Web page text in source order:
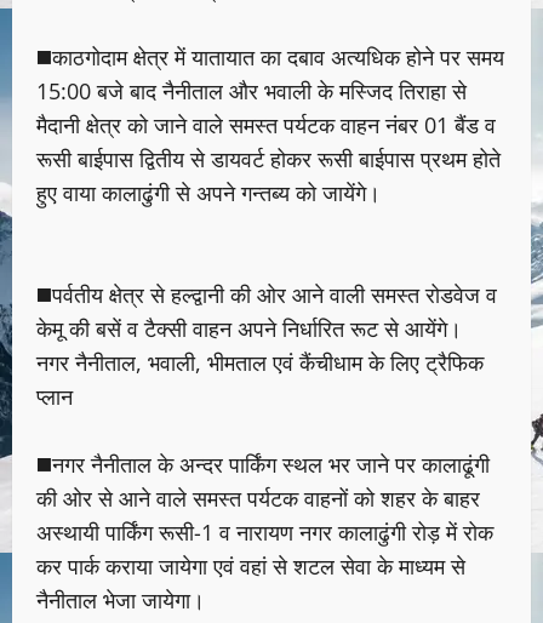
◼️काठगोदाम क्षेत्र में यातायात का दबाव अत्यधिक होने पर समय
15:00 बजे बाद नैनीताल और भवाली के मस्जिद तिराहा से
मैदानी क्षेत्र को जाने वाले समस्त पर्यटक वाहन नंबर 01 बैंड व
रूसी बाईपास द्वितीय से डायवर्ट होकर रूसी बाईपास प्रथम होते
हुए वाया कालाढुंगी से अपने गन्तब्य को जायेंगे।
◼️पर्वतीय क्षेत्र से हल्द्वानी की ओर आने वाली समस्त रोडवेज व
केमू की बसें व टैक्सी वाहन अपने निर्धारित रूट से आयेंगे।
नगर नैनीताल, भवाली, भीमताल एवं कैंचीधाम के लिए ट्रैफिक
प्लान
◼️नगर नैनीताल के अन्दर पार्किंग स्थल भर जाने पर कालाढूंगी
की ओर से आने वाले समस्त पर्यटक वाहनों को शहर के बाहर
अस्थायी पार्किंग रूसी-1 व नारायण नगर कालाढुंगी रोड़ में रोक
कर पार्क कराया जायेगा एवं वहां से शटल सेवा के माध्यम से
नैनीताल भेजा जायेगा।